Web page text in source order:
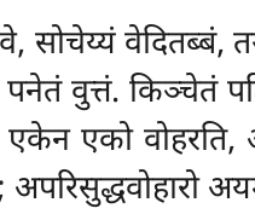
सोचेय्यं
पनेतं वुत्तं. किञ्चेतं
एको वोहरति,
अपरिसुद्धवोहारो